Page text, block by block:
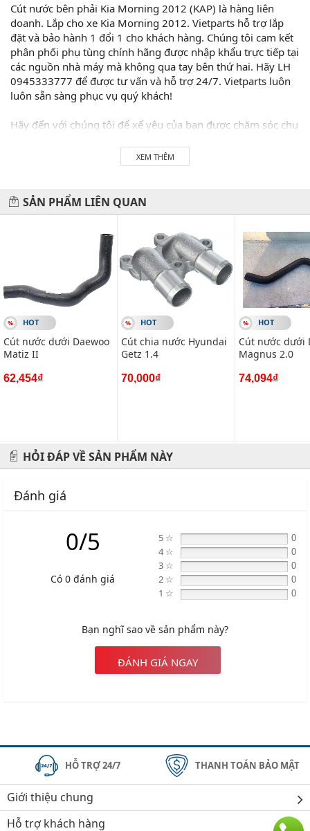
Cút nước bên phải Kia Morning 2012 (KAP) là hàng liên
doanh. Lắp cho xe Kia Morning 2012. Vietparts hỗ trợ lắp
đặt và bảo hành 1 đổi 1 cho khách hàng. Chúng tôi cam kết
phân phối phụ tùng chính hãng được nhập khẩu trực tiếp tại
các nguồn nhà máy mà không qua tay bên thứ hai. Hãy LH
0945333777 để được tư vấn và hỗ trợ 24/7. Vietparts luôn
luôn sẵn sàng phục vụ quý khách!
Hãy đến với chúng tôi để xế yêu của bạn được chăm sóc chu
#vietparts #ascgroup #phutungotodungxuatxurochatluong
-------------------------------------------------------
VIETPARTS - Thương hiệu 20 năm về cung cấp phụ tùng,
phụ kiện và phụ gia xe hơi.
Địa chỉ: 434 Trần Khát Chân- Hai Bà Trưng- Hà Nội
Hotline: 0945 333 777
XEM THÊM
SẢN PHẨM LIÊN QUAN
HOT
Cút nước dưới Daewoo
Matiz II
62,454₫
HOT
Cút chia nước Hyundai
Getz 1.4
70,000₫
HOT
Cút nước dưới
Magnus 2.0
74,094₫
HỎI ĐÁP VỀ SẢN PHẨM NÀY
Đánh giá
0/5
Có 0 đánh giá
5 ☆ 0
4 ☆ 0
3 ☆ 0
2 ☆ 0
1 ☆ 0
Bạn nghĩ sao về sản phẩm này?
ĐÁNH GIÁ NGAY
HỖ TRỢ 24/7 THANH TOÁN BẢO MẬT
Giới thiệu chung
Hỗ trợ khách hàng